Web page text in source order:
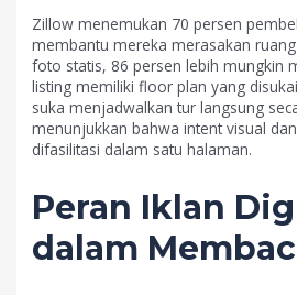
Zillow menemukan 70 persen
membantu mereka merasakan
foto statis, 86 persen lebih mungkin
listing memiliki floor plan yang
suka menjadwalkan tur langsung
menunjukkan bahwa intent visual
difasilitasi dalam satu halaman.
Peran Iklan
dalam